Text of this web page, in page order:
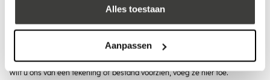
Alles toestaan
Aanpassen
Bestanden
Wilt u ons van een tekening of bestand voorzien, voeg ze hier toe.